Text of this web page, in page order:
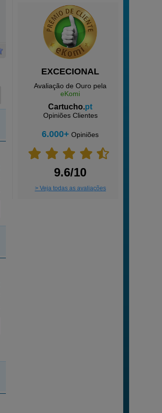
EXCECIONAL
Avaliação de Ouro pela
eKomi
Cartucho.pt
Opiniões Clientes
6.000+ Opiniões
9.6/10
> Veja todas as avaliações